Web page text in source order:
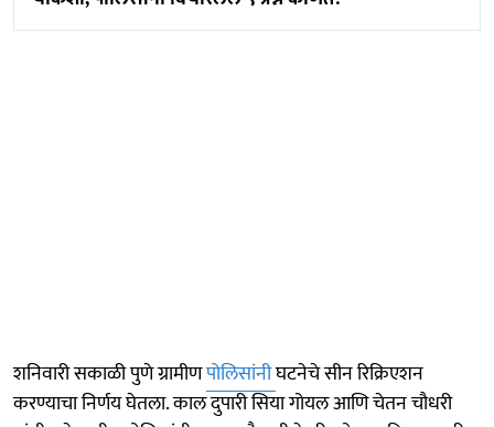
शनिवारी सकाळी पुणे ग्रामीणपोलिसांनीघटनेचे सीन रिक्रिएशन
करण्याचा निर्णय घेतला. काल दुपारी सिया गोयल आणि चेतन चौधरी